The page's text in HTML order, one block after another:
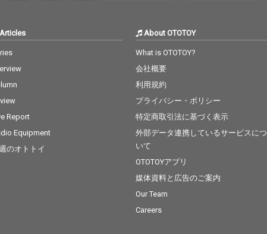
Report
Equipment
のオトトイ
About OTOTOY
What is OTOTOY?
会社概要
利用規約
プライバシー・ポリシー
特定商取引法に基づく表示
外部データ連携しているサービスにつ
いて
OTOTOYアプリ
媒体資料と広告のご案内
Our Team
Careers